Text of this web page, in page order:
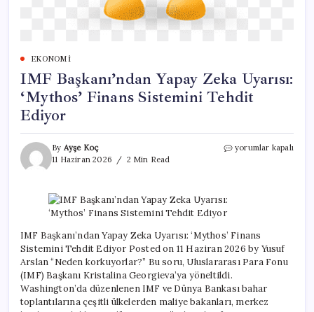
EKONOMI
IMF Başkanı’ndan Yapay Zeka Uyarısı:
‘Mythos’ Finans Sistemini Tehdit
Ediyor
By Ayşe Koç
11 Haziran 2026
2 Min Read
IMF
Sistemini
Tehdit
Ediyor
için
yorumlar kapalı
IMF Başkanı’ndan Yapay Zeka Uyarısı: ‘Mythos’ Finans
Sistemini Tehdit Ediyor Posted on 11 Haziran 2026 by Yusuf
Arslan “Neden korkuyorlar?” Bu soru, Uluslararası Para Fonu
(IMF) Başkanı Kristalina Georgieva’ya yöneltildi.
Washington’da düzenlenen IMF ve Dünya Bankası bahar
toplantılarına çeşitli ülkelerden maliye bakanları, merkez